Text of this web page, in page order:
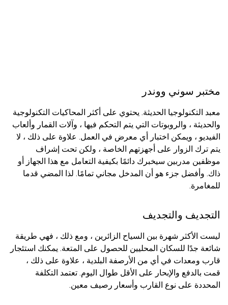
مختبر سوني ووندر
معبد التكنولوجيا الحديثة. يحتوي على أكثر المحاكيات التكنولوجية
والحديثة ، والروبوتات التي يتم التحكم فيها ، وآلات القمار وألعاب
الفيديو ، ويمكن اختبار أي معرض في العمل. علاوة على ذلك ، لا
يتم ترك الزوار على أجهزتهم الخاصة ، ولكن تحت إشراف
موظفين مدربين سيخبرك دائمًا بكيفية التعامل مع هذا الجهاز أو
ذاك. وأفضل جزء هو أن المدخل مجاني تمامًا. لذا المضي قدما
للمغامرة.
التجديف والتجديف
ليست الأكثر شهرة بين السياح الزائرين ، ومع ذلك ، فهي طريقة
شائعة جدًا للسكان المحليين للحصول على المتعة. يمكنك استئجار
قارب ومعدات في أي من الأرصفة البلدية ، علاوة على ذلك ،
قمت بالدفع والإبحار على الأقل طوال اليوم. تعتمد التكلفة
المحددة على نوع القارب وأسعار رصيف معين.